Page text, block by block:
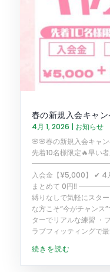
春の新規入会キャ
4月 1, 2026 | お知らせ
🌸🌸春の新規入会キャ
先着10名様限定🔥早い者
入会金【¥5,000】 ✔ 4
まとめて 0円‼️
縛りなしで気軽にスタ
な方こそ“今がチャンス
ターでリアルな練習 ・
ラブフィッティングで
続きを読む